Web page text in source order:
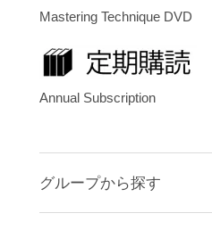
Mastering Technique DVD
Annual Subscription
グループから探す